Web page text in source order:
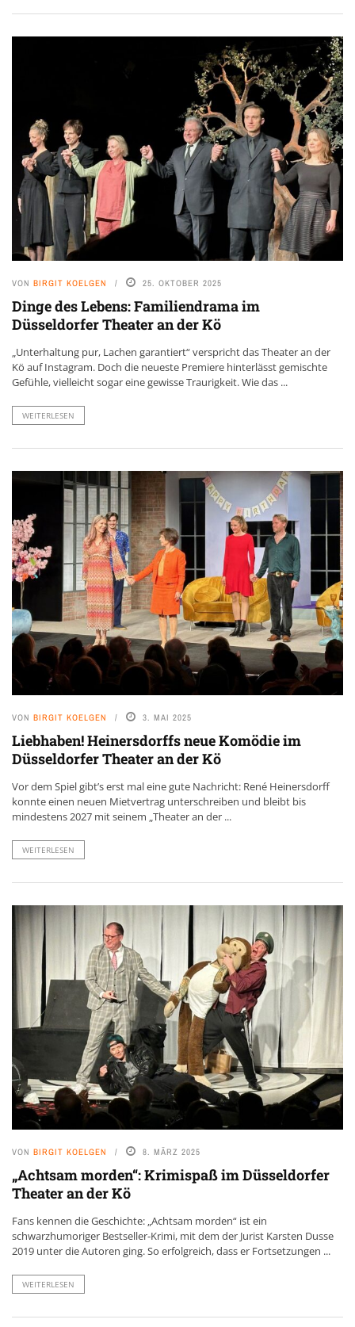
VON BIRGIT KOELGEN 25. OKTOBER 2025
Dinge des Lebens: Familiendrama im
Düsseldorfer Theater an der Kö
„Unterhaltung pur, Lachen garantiert“ verspricht das Theater an der
Kö auf Instagram. Doch die neueste Premiere hinterlässt gemischte
Gefühle, vielleicht sogar eine gewisse Traurigkeit. Wie das ...
WEITERLESEN
VON BIRGIT KOELGEN 3. MAI 2025
Liebhaben! Heinersdorffs neue Komödie im
Düsseldorfer Theater an der Kö
Vor dem Spiel gibt’s erst mal eine gute Nachricht: René Heinersdorff
konnte einen neuen Mietvertrag unterschreiben und bleibt bis
mindestens 2027 mit seinem „Theater an der ...
WEITERLESEN
VON BIRGIT KOELGEN 8. MÄRZ 2025
„Achtsam morden“: Krimispaß im Düsseldorfer
Theater an der Kö
Fans kennen die Geschichte: „Achtsam morden“ ist ein
schwarzhumoriger Bestseller-Krimi, mit dem der Jurist Karsten Dusse
2019 unter die Autoren ging. So erfolgreich, dass er Fortsetzungen ...
WEITERLESEN